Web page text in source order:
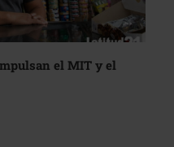
el MIT y el